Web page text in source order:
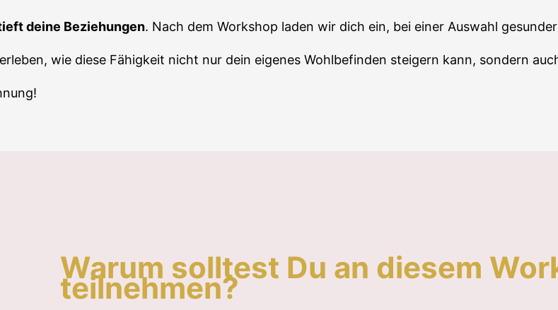
deine Beziehungen. Nach dem Workshop laden wir dich ein, bei einer Auswahl
wie diese Fähigkeit nicht nur dein eigenes Wohlbefinden steigern kann, sondern
Warum solltest Du an diesem
teilnehmen?